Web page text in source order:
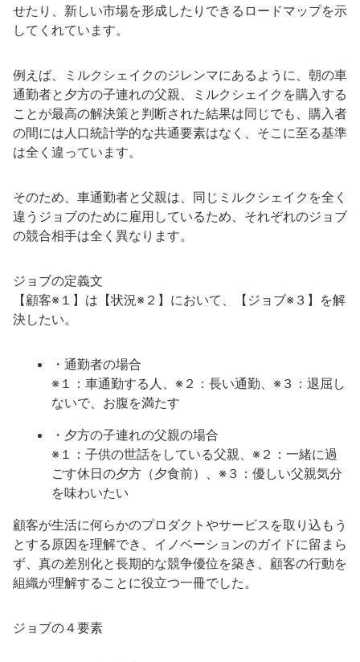
せたり、新しい市場を形成したりできるロードマップを示
してくれています。
例えば、ミルクシェイクのジレンマにあるように、朝の車
通勤者と夕方の子連れの父親、ミルクシェイクを購入する
ことが最高の解決策と判断された結果は同じでも、購入者
の間には人口統計学的な共通要素はなく、そこに至る基準
は全く違っています。
そのため、車通勤者と父親は、同じミルクシェイクを全く
違うジョブのために雇用しているため、それぞれのジョブ
の競合相手は全く異なります。
ジョブの定義文
【顧客※１】は【状況※２】において、【ジョブ※３】を解
決したい。
・通勤者の場合
※１：車通勤する人、※２：長い通勤、※３：退屈し
ないで、お腹を満たす
・夕方の子連れの父親の場合
※１：子供の世話をしている父親、※２：一緒に過
ごす休日の夕方（夕食前）、※３：優しい父親気分
を味わいたい
顧客が生活に何らかのプロダクトやサービスを取り込もう
とする原因を理解でき、イノベーションのガイドに留まら
ず、真の差別化と長期的な競争優位を築き、顧客の行動を
組織が理解することに役立つ一冊でした。
ジョブの４要素